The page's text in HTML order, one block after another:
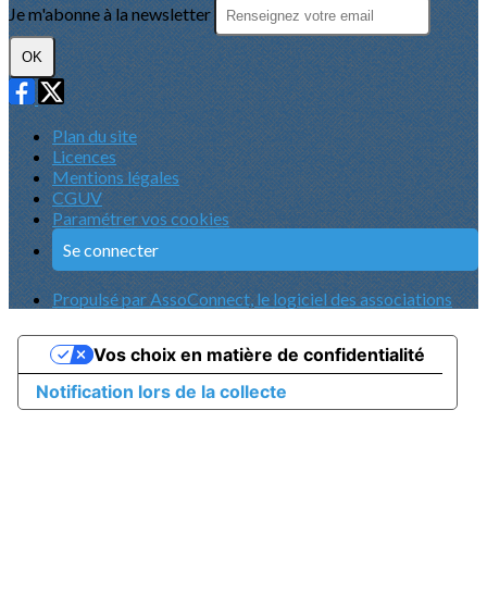
Je m'abonne à la newsletter
OK
Plan du site
Licences
Mentions légales
CGUV
Paramétrer vos cookies
Se connecter
Propulsé par AssoConnect, le logiciel des associations
Notification lors de la collecte
Vos choix en matière de confidentialité